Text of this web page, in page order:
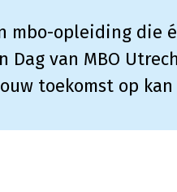
mbo-opleiding die
Dag van MBO
toekomst op kan